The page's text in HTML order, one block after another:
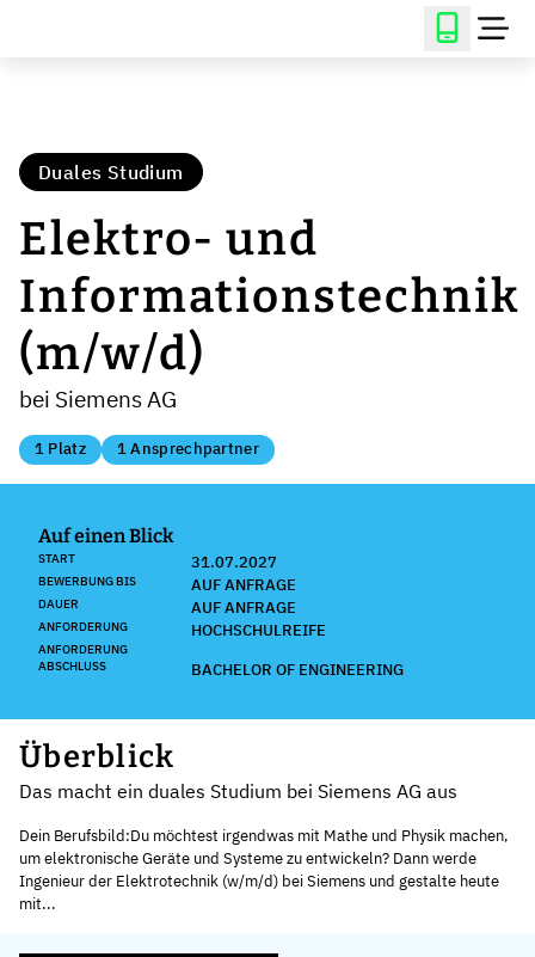
Duales Studium
Elektro- und
Informationstechnik
(m/w/d)
bei Siemens AG
1 Platz 1 Ansprechpartner
Auf einen Blick
START 31.07.2027
BEWERBUNG BIS AUF ANFRAGE
DAUER AUF ANFRAGE
ANFORDERUNG HOCHSCHULREIFE
ANFORDERUNG
ABSCHLUSS
BACHELOR OF ENGINEERING
Überblick
Das macht ein duales Studium bei Siemens AG aus
Dein Berufsbild:Du möchtest irgendwas mit Mathe und Physik machen,
um elektronische Geräte und Systeme zu entwickeln? Dann werde
Ingenieur der Elektrotechnik (w/m/d) bei Siemens und gestalte heute
mit...